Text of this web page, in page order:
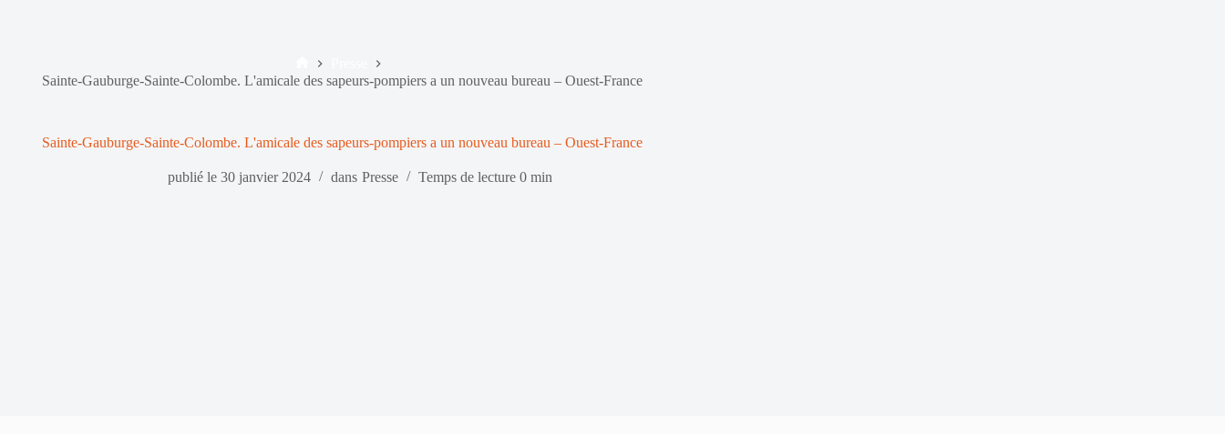
Accueil
Sainte-Gauburge-Sainte-Colombe. L'amicale des sapeurs-pompiers a un nouveau bureau – Ouest-France
Sainte-Gauburge-Sainte-Colombe. L'amicale des sapeurs-pompiers a un nouveau bureau – Ouest-France
publié le 30 janvier 2024 dans Presse Temps de lecture 0 min